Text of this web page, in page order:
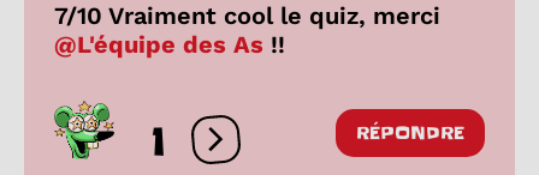
7/10 Vraiment cool le quiz, merci
@L'équipe des As !!
1 Ouvrir les réactions
RÉPONDRE